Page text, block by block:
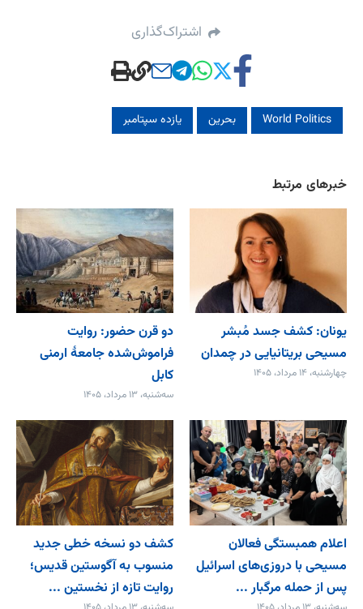
اشتراک‌گذاری
World Politics بحرین یازده سپتامبر
خبرهای مرتبط
یونان: کشف جسد مُبشر
مسیحی بریتانیایی در چمدان
چهارشنبه، ۱۴ مرداد، ۱۴۰۵
دو قرن حضور: روایت
فراموش‌شده جامعۀ ارمنی
کابل
سه‌شنبه، ۱۳ مرداد، ۱۴۰۵
اعلام همبستگی فعالان
مسیحی با دروزی‌های اسرائیل
پس از حمله مرگبار ...
کشف دو نسخه خطی جدید
منسوب به آگوستین قدیس؛
روایت تازه از نخستین ...